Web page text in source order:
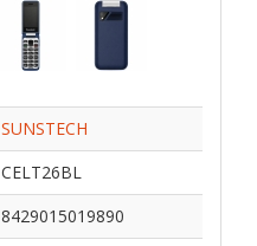
SUNSTECH
CELT26BL
8429015019890